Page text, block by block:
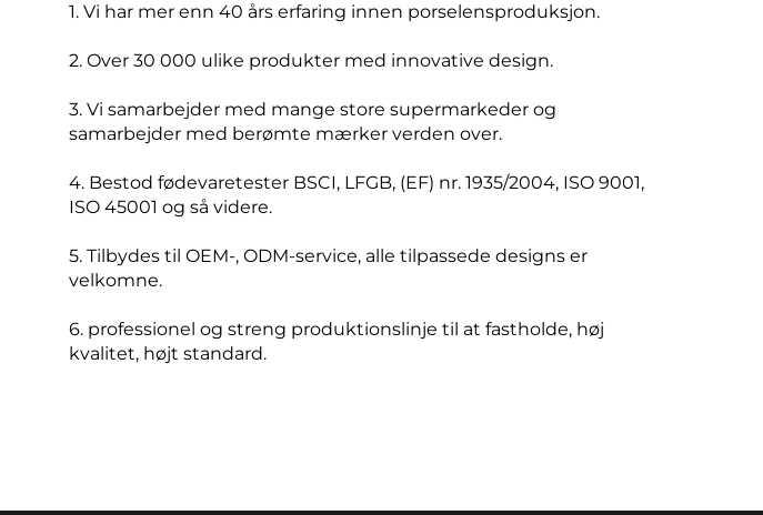
1. Vi har mer enn 40 års erfaring innen porselensproduksjon.
2. Over 30 000 ulike produkter med innovative design.
3. Vi samarbejder med mange store supermarkeder og
samarbejder med berømte mærker verden over.
4. Bestod fødevaretester BSCI, LFGB, (EF) nr. 1935/2004, ISO 9001,
ISO 45001 og så videre.
5. Tilbydes til OEM-, ODM-service, alle tilpassede designs er
velkomne.
6. professionel og streng produktionslinje til at fastholde, høj
kvalitet, højt standard.